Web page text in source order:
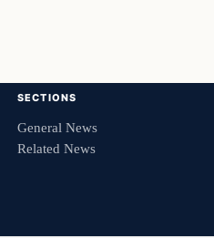
SECTIONS
General News
Related News